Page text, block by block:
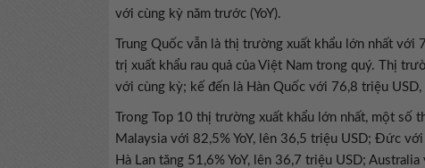
với cùng kỳ năm trước (YoY).
Trung Quốc vẫn là thị trường xuất khẩu lớn nhất
trị xuất khẩu rau quả của Việt Nam trong quý. Thị
với cùng kỳ; kế đến là Hàn Quốc với 76,8 triệu USD,
Trong Top 10 thị trường xuất khẩu lớn nhất, một
Malaysia với 82,5% YoY, lên 36,5 triệu USD; Đức
Hà Lan tăng 51,6% YoY, lên 36,7 triệu USD;